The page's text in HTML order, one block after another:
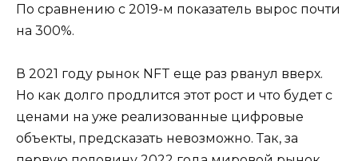
По сравнению с 2019-м показатель вырос почти
на 300%.
В 2021 году рынок NFT еще раз рванул вверх.
Но как долго продлится этот рост и что будет с
ценами на уже реализованные цифровые
объекты, предсказать невозможно. Так, за